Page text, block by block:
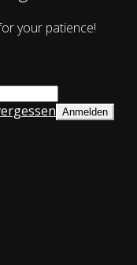
your patience!